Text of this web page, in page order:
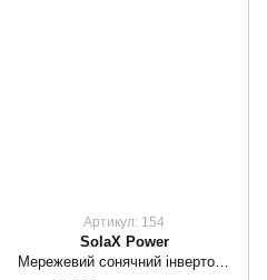
Артикул: 154
SolaX Power